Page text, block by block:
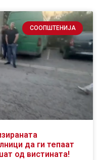
СООПШТЕНИЈА
да ги тепаат
од вистината!